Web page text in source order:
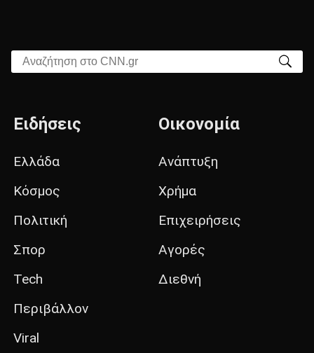
Αναζήτηση στο CNN.gr
Ειδήσεις
Ελλάδα
Κόσμος
Πολιτική
Σπορ
Tech
Περιβάλλον
Viral
Οικονομία
Ανάπτυξη
Χρήμα
Επιχειρήσεις
Αγορές
Διεθνή